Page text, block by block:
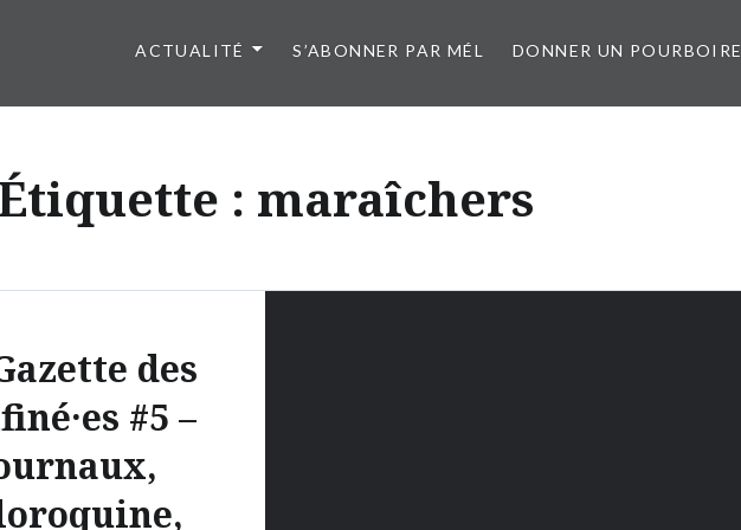
ACTUALITÉ S’ABONNER PAR MÉL DONNER UN POURBOIRE
: maraîchers
des
#5 –